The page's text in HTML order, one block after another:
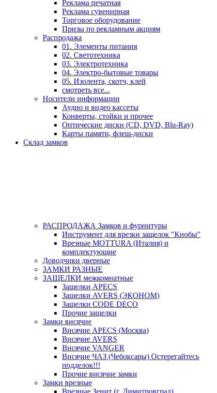
Реклама печатная
Реклама сувенирная
Торговое оборудование
Призы по рекламным акциям
Распродажа
01. Элементы питания
02. Светотехника
03. Электротехника
04. Электро-бытовые товары
05. Изолента, скотч, клей
смотреть все...
Носители информации
Аудио и видео кассеты
Конверты, стойки и прочее
Оптические диски (CD, DVD, Blu-Ray)
Карты памяти, флеш-диски
Склад замков
РАСПРОДАЖА Замков и фурнитуры
Инструмент для врезки защелок "Кнобы"
Врезные MOTTURA (Италия) и
комплектующие
Доводчики дверные
ЗАМКИ РАЗНЫЕ
ЗАЩЕЛКИ межкомнатные
Защелки APECS
Защелки AVERS (ЭКОНОМ)
Защелки CODE DECO
Прочие защелки
Замки висячие
Висячие APECS (Москва)
Висячие AVERS
Висячие VANGER
Висячие ЧАЗ (Чебоксары) Остерегайтесь
подделок!!!
Прочие висячие замки
Замки врезные
Врезные Зенит (г. Димитровград)